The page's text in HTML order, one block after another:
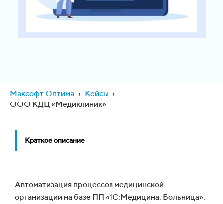
Максофт Оптима › Кейсы ›
ООО КДЦ «Медиклиник»
Краткое описание
Автоматизация процессов медицинской
организации на базе ПП «1С:Медицина. Больница».